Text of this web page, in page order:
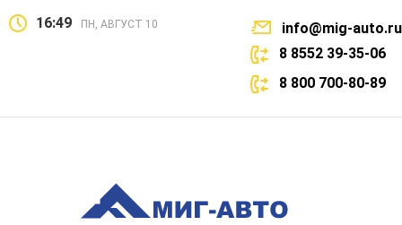
16:49 ПН, АВГУСТ 10
info@mig-auto.ru
8 8552 39-35-06
8 800 700-80-89